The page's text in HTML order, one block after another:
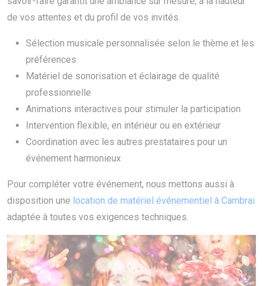
de vos attentes et du profil de vos invités.
Sélection musicale personnalisée selon le thème et les
préférences
Matériel de sonorisation et éclairage de qualité
professionnelle
Animations interactives pour stimuler la participation
Intervention flexible, en intérieur ou en extérieur
Coordination avec les autres prestataires pour un
événement harmonieux
Pour compléter votre événement, nous mettons aussi à
disposition une location de matériel événementiel à Cambrai
adaptée à toutes vos exigences techniques.